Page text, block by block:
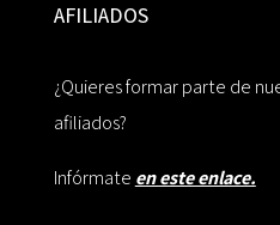
AFILIADOS
¿Quieres formar parte de
afiliados?
Infórmate en este enlace.